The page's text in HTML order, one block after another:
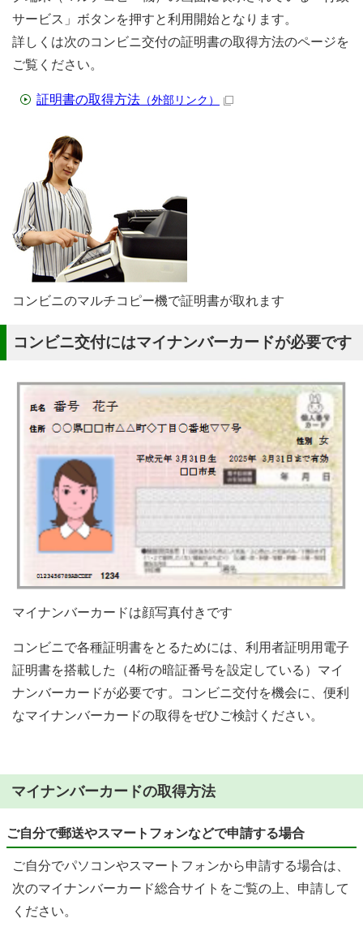
サービス」ボタンを押すと利用開始となります。
詳しくは次のコンビニ交付の証明書の取得方法のページを
ご覧ください。
証明書の取得方法 （外部リンク）
コンビニのマルチコピー機で証明書が取れます
コンビニ交付にはマイナンバーカードが必要です
マイナンバーカードは顔写真付きです
コンビニで各種証明書をとるためには、利用者証明用電子
証明書を搭載した（4桁の暗証番号を設定している）マイ
ナンバーカードが必要です。コンビニ交付を機会に、便利
なマイナンバーカードの取得をぜひご検討ください。
マイナンバーカードの取得方法
ご自分で郵送やスマートフォンなどで申請する場合
ご自分でパソコンやスマートフォンから申請する場合は、
次のマイナンバーカード総合サイトをご覧の上、申請して
ください。